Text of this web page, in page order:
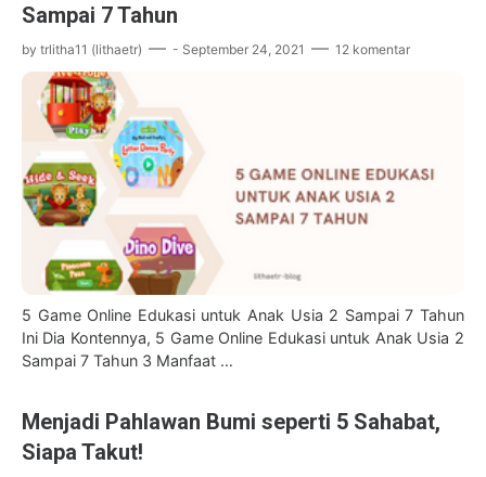
Inspirasi
Drama Korea
Literasi
Sampai 7 Tahun
by trlitha11 (lithaetr) - September 24, 2021 12 komentar
5 Game Online Edukasi untuk Anak Usia 2 Sampai 7 Tahun
Ini Dia Kontennya, 5 Game Online Edukasi untuk Anak Usia 2
Sampai 7 Tahun 3 Manfaat …
Menjadi Pahlawan Bumi seperti 5 Sahabat,
Siapa Takut!